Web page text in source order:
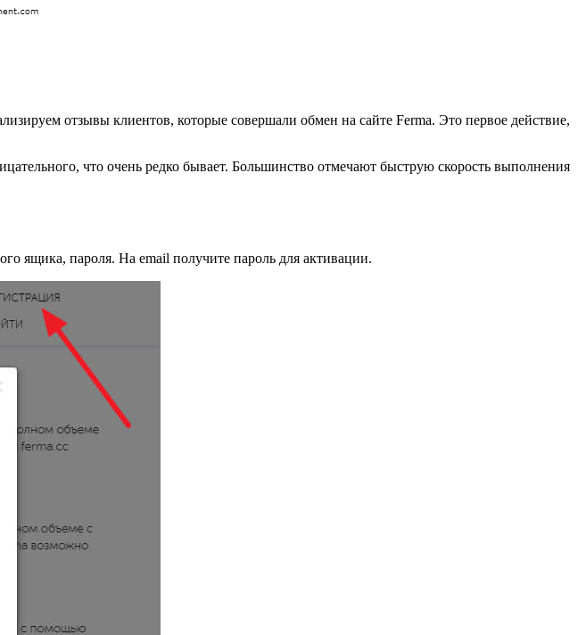
отзывы клиентов, которые совершали обмен на сайте Ferma. Это первое действие,
что очень редко бывает. Большинство отмечают быструю скорость выполнения
ящика, пароля. На email получите пароль для активации.